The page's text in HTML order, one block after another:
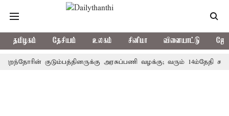
தமிழகம் தேசியம் உலகம் சினிமா விளையாட்டு
குடும்பத்தினருக்கு அரசுப்பணி வழக்கு; வரும் 14ம்தேதி